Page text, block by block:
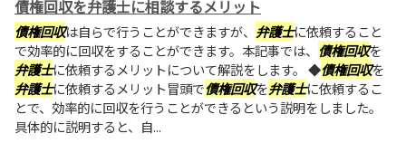
債権回収を弁護士に相談するメリット
債権回収は自らで行うことができますが、 弁護士に依頼すること
で効率的に回収をすることができます。本記事では、 債権回収を
弁護士に依頼するメリットについて解説をします。 ◆債権回収を
弁護士に依頼するメリット冒頭で債権回収を弁護士に依頼するこ
とで、効率的に回収を行うことができるという説明をしました。
具体的に説明すると、自...